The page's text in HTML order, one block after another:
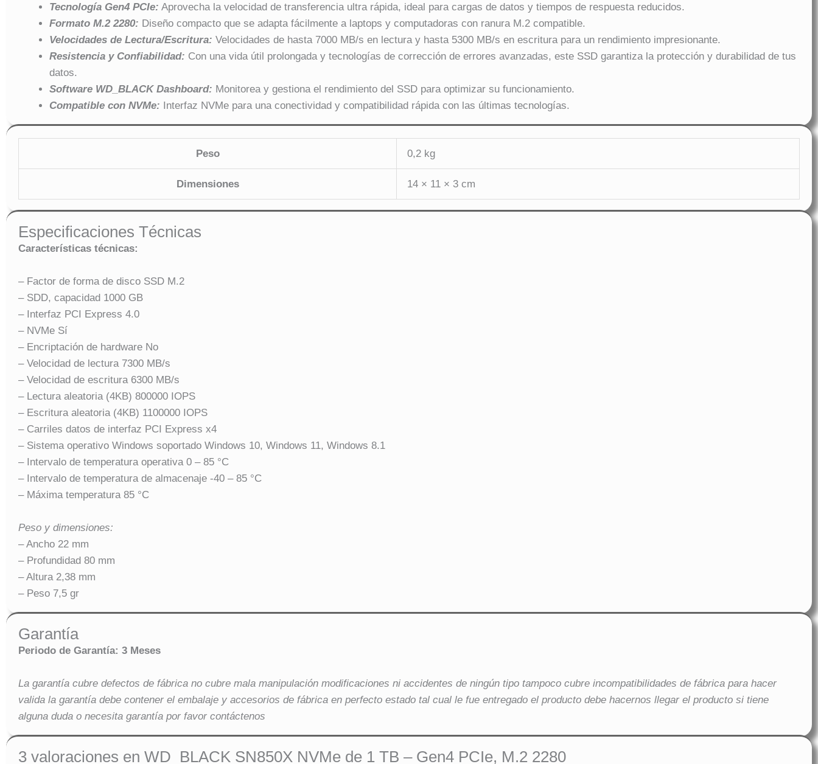
Tecnología Gen4 PCIe: Aprovecha la velocidad de transferencia ultra rápida, ideal para cargas de datos y tiempos de respuesta reducidos.
Formato M.2 2280: Diseño compacto que se adapta fácilmente a laptops y computadoras con ranura M.2 compatible.
Velocidades de Lectura/Escritura: Velocidades de hasta 7000 MB/s en lectura y hasta 5300 MB/s en escritura para un rendimiento impresionante.
Resistencia y Confiabilidad: Con una vida útil prolongada y tecnologías de corrección de errores avanzadas, este SSD garantiza la protección y durabilidad de tus
datos.
Software WD_BLACK Dashboard: Monitorea y gestiona el rendimiento del SSD para optimizar su funcionamiento.
Compatible con NVMe: Interfaz NVMe para una conectividad y compatibilidad rápida con las últimas tecnologías.
Peso 0,2 kg
Dimensiones 14 × 11 × 3 cm
Especificaciones Técnicas
Características técnicas:
– Factor de forma de disco SSD M.2
– SDD, capacidad 1000 GB
– Interfaz PCI Express 4.0
– NVMe Sí
– Encriptación de hardware No
– Velocidad de lectura 7300 MB/s
– Velocidad de escritura 6300 MB/s
– Lectura aleatoria (4KB) 800000 IOPS
– Escritura aleatoria (4KB) 1100000 IOPS
– Carriles datos de interfaz PCI Express x4
– Sistema operativo Windows soportado Windows 10, Windows 11, Windows 8.1
– Intervalo de temperatura operativa 0 – 85 °C
– Intervalo de temperatura de almacenaje -40 – 85 °C
– Máxima temperatura 85 °C
Peso y dimensiones:
– Ancho 22 mm
– Profundidad 80 mm
– Altura 2,38 mm
– Peso 7,5 gr
Garantía
Periodo de Garantía: 3 Meses
La garantía cubre defectos de fábrica no cubre mala manipulación modificaciones ni accidentes de ningún tipo tampoco cubre incompatibilidades de fábrica para hacer
valida la garantía debe contener el embalaje y accesorios de fábrica en perfecto estado tal cual le fue entregado el producto debe hacernos llegar el producto si tiene
alguna duda o necesita garantía por favor contáctenos
3 valoraciones en WD_BLACK SN850X NVMe de 1 TB – Gen4 PCIe, M.2 2280